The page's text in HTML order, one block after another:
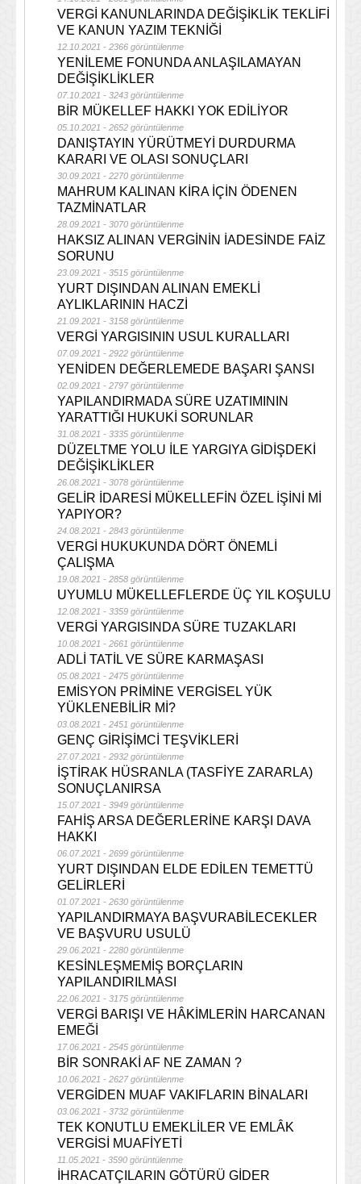
VERGİ KANUNLARINDA DEĞİŞİKLİK TEKLİFİ
VE KANUN YAZIM TEKNİĞİ
12.10.2021 - 2366 görüntülenme
YENİLEME FONUNDA ANLAŞILAMAYAN
DEĞİŞİKLİKLER
07.10.2021 - 3243 görüntülenme
BİR MÜKELLEF HAKKI YOK EDİLİYOR
05.10.2021 - 2652 görüntülenme
DANIŞTAYIN YÜRÜTMEYİ DURDURMA
KARARI VE OLASI SONUÇLARI
30.09.2021 - 2270 görüntülenme
MAHRUM KALINAN KİRA İÇİN ÖDENEN
TAZMİNATLAR
28.09.2021 - 3070 görüntülenme
HAKSIZ ALINAN VERGİNİN İADESİNDE FAİZ
SORUNU
23.09.2021 - 3515 görüntülenme
YURT DIŞINDAN ALINAN EMEKLİ
AYLIKLARININ HACZİ
21.09.2021 - 3158 görüntülenme
VERGİ YARGISININ USUL KURALLARI
07.09.2021 - 2922 görüntülenme
YENİDEN DEĞERLEMEDE BAŞARI ŞANSI
02.09.2021 - 2797 görüntülenme
YAPILANDIRMADA SÜRE UZATIMININ
YARATTIĞI HUKUKİ SORUNLAR
31.08.2021 - 3335 görüntülenme
DÜZELTME YOLU İLE YARGIYA GİDİŞDEKİ
DEĞİŞİKLİKLER
26.08.2021 - 3078 görüntülenme
GELİR İDARESİ MÜKELLEFİN ÖZEL İŞİNİ Mİ
YAPIYOR?
24.08.2021 - 2843 görüntülenme
VERGİ HUKUKUNDA DÖRT ÖNEMLİ
ÇALIŞMA
19.08.2021 - 2858 görüntülenme
UYUMLU MÜKELLEFLERDE ÜÇ YIL KOŞULU
12.08.2021 - 3359 görüntülenme
VERGİ YARGISINDA SÜRE TUZAKLARI
10.08.2021 - 2661 görüntülenme
ADLİ TATİL VE SÜRE KARMAŞASI
05.08.2021 - 2475 görüntülenme
EMİSYON PRİMİNE VERGİSEL YÜK
YÜKLENEBİLİR Mİ?
03.08.2021 - 2451 görüntülenme
GENÇ GİRİŞİMCİ TEŞVİKLERİ
27.07.2021 - 2932 görüntülenme
İŞTİRAK HÜSRANLA (TASFİYE ZARARLA)
SONUÇLANIRSA
15.07.2021 - 3949 görüntülenme
FAHİŞ ARSA DEĞERLERİNE KARŞI DAVA
HAKKI
06.07.2021 - 2699 görüntülenme
YURT DIŞINDAN ELDE EDİLEN TEMETTÜ
GELİRLERİ
01.07.2021 - 2630 görüntülenme
YAPILANDIRMAYA BAŞVURABİLECEKLER
VE BAŞVURU USULÜ
29.06.2021 - 2280 görüntülenme
KESİNLEŞMEMİŞ BORÇLARIN
YAPILANDIRILMASI
22.06.2021 - 3175 görüntülenme
VERGİ BARIŞI VE HÂKİMLERİN HARCANAN
EMEĞİ
17.06.2021 - 2545 görüntülenme
BİR SONRAKİ AF NE ZAMAN ?
10.06.2021 - 2627 görüntülenme
VERGİDEN MUAF VAKIFLARIN BİNALARI
03.06.2021 - 3732 görüntülenme
TEK KONUTLU EMEKLİLER VE EMLÂK
VERGİSİ MUAFİYETİ
11.05.2021 - 3590 görüntülenme
İHRACATÇILARIN GÖTÜRÜ GİDER